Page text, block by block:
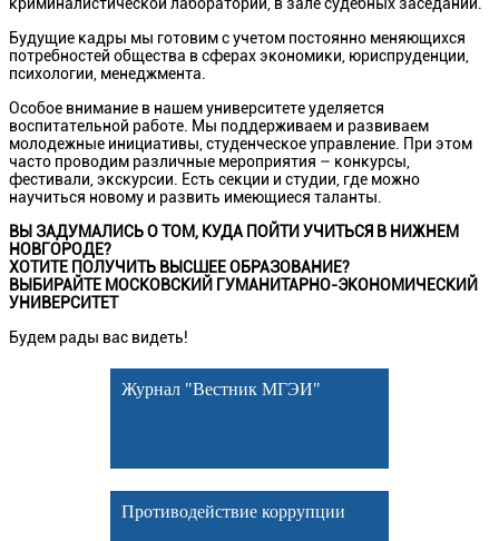
Будущие кадры мы готовим с учетом постоянно меняющихся
потребностей общества в сферах экономики, юриспруденции,
психологии, менеджмента.
Особое внимание в нашем университете уделяется
воспитательной работе. Мы поддерживаем и развиваем
молодежные инициативы, студенческое управление. При этом
часто проводим различные мероприятия – конкурсы,
фестивали, экскурсии. Есть секции и студии, где можно
научиться новому и развить имеющиеся таланты.
ВЫ ЗАДУМАЛИСЬ О ТОМ, КУДА ПОЙТИ УЧИТЬСЯ В НИЖНЕМ
НОВГОРОДЕ?
ХОТИТЕ ПОЛУЧИТЬ ВЫСШЕЕ ОБРАЗОВАНИЕ?
ВЫБИРАЙТЕ МОСКОВСКИЙ ГУМАНИТАРНО-ЭКОНОМИЧЕСКИЙ
УНИВЕРСИТЕТ
Будем рады вас видеть!
Журнал "Вестник МГЭИ"
Противодействие коррупции